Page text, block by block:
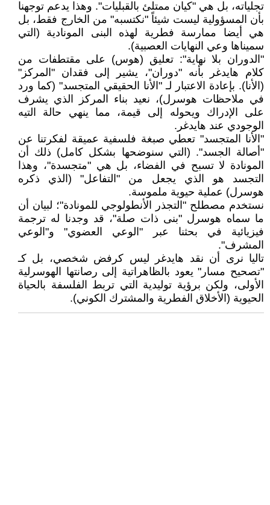
تجلياته، بل هي "كيان ممتلئ بالقبليات". وهذا يدعم توجهنا
بأن المسؤولية ليست شيئاً "نكتسبه" من الخارج فقط، بل
هي أيضا ممارسة فطرية لهذه البنى المونادية (التي
سميناها وعي النهايات العصبية).
"الدوران بلا نهاية": تعليق (هوس) على مقتطفات من
كلام هايدغر بأنه "دوران"، يشير إلى فقدان "المركز"
(الأنا). بإعادة الاعتبار لـ "الأنا الحقيقي المتجسد" (كما ورد
في ملاحظات هوسرل)، نعيد بناء المركز الذي يشرف
على الإدراك ويحوله إلى قيمة، مما ينهي حالة التيه
الوجودي عند هايدغر.
"الأنا المتجسد" تعطي صبغة فلسفية عميقة لفكرتنا عن
"أصالة الجسد". (التي سنوضحها بشكل كامل) ذلك أن
المونادة لا تسبح في الفضاء، بل هي "متجسدة"، وهذا
التجسد هو الذي يجعل من "التفاعل" (الذي ذكره
هوسرل) عملية حيوية ملموسة.
نستخدم مصطلح "التجذر الأنطولوجي للمونادة"؛ لبيان أن
ما سماه هوسرل "بنى ذات صلة"، قد وجدنا له ترجمة
فيزيائية في بحثنا عبر "الوعي العضوي" و"الوعي
المشرف".
تاليا نرى أن نقد هايدغر ليس كرفض شخصي، بل كـ
"تصحيح مسار" يعود بالظاهراتية إلى رصانتها الهوسرلية
الأولى، ولكن برؤية توليدية التي تربط الفلسفة بالحياة
الحيوية (الأخلاق الفطرية والمشترك الكوني).